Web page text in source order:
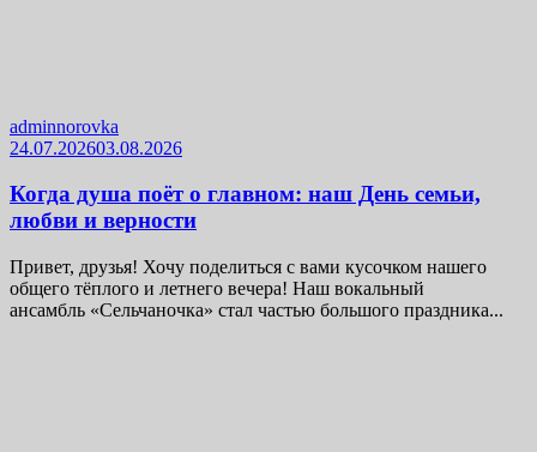
adminnorovka
24.07.202603.08.2026
Когда душа поёт о главном: наш День семьи,
любви и верности
Привет, друзья! Хочу поделиться с вами кусочком нашего
общего тёплого и летнего вечера! Наш вокальный
ансамбль «Сельчаночка» стал частью большого праздника...